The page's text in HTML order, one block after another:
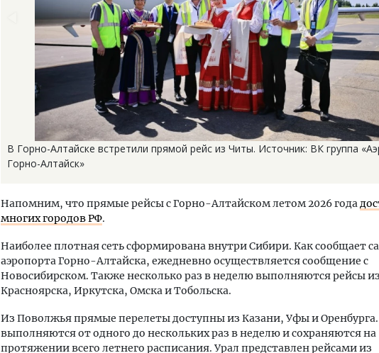
В Горно-Алтайске встретили прямой рейс из Читы. Источник: ВК группа
Горно-Алтайск»
Напомним, что прямые рейсы с Горно-Алтайском летом 2026 года
многих городов РФ.
Наиболее плотная сеть сформирована внутри Сибири. Как сообщает
аэропорта Горно-Алтайска, ежедневно осуществляется сообщение с
Новосибирском. Также несколько раз в неделю выполняются рейсы
Красноярска, Иркутска, Омска и Тобольска.
Из Поволжья прямые перелеты доступны из Казани, Уфы и
выполняются от одного до нескольких раз в неделю и сохраняются на
протяжении всего летнего расписания. Урал представлен рейсами из